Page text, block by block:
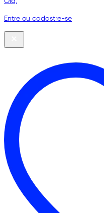
Entre ou cadastre-se